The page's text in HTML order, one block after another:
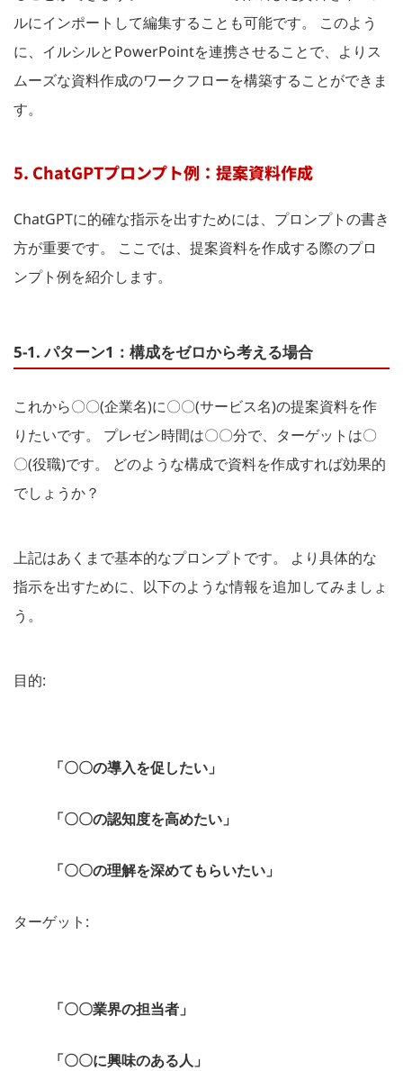
ルにインポートして編集することも可能です。 このよう
に、イルシルとPowerPointを連携させることで、よりス
ムーズな資料作成のワークフローを構築することができま
す。
5. ChatGPTプロンプト例：提案資料作成
ChatGPTに的確な指示を出すためには、プロンプトの書き
方が重要です。 ここでは、提案資料を作成する際のプロ
ンプト例を紹介します。
5-1. パターン1：構成をゼロから考える場合
これから〇〇(企業名)に〇〇(サービス名)の提案資料を作
りたいです。 プレゼン時間は〇〇分で、ターゲットは〇
〇(役職)です。 どのような構成で資料を作成すれば効果的
でしょうか？
上記はあくまで基本的なプロンプトです。 より具体的な
指示を出すために、以下のような情報を追加してみましょ
う。
目的:
「〇〇の導入を促したい」
「〇〇の認知度を高めたい」
「〇〇の理解を深めてもらいたい」
ターゲット:
「〇〇業界の担当者」
「〇〇に興味のある人」